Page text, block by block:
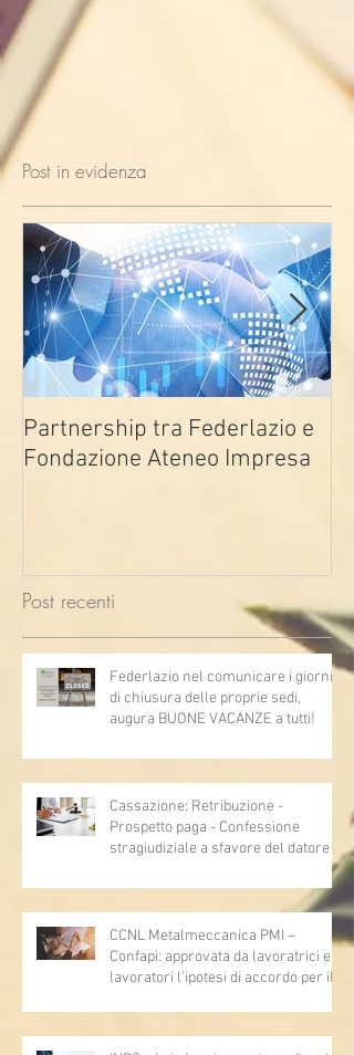
Post in evidenza
Partnership tra Federlazio e
Fondazione Ateneo Impresa
Post recenti
Federlazio nel comunicare i giorni
di chiusura delle proprie sedi,
augura BUONE VACANZE a tutti!
Cassazione: Retribuzione -
Prospetto paga - Confessione
stragiudiziale a sfavore del datore di
lavoro - Prova legale - Sussiste. (Cc,
articoli 1362, 2697, 2730, 2732, 2734
e 2735)
CCNL Metalmeccanica PMI –
Confapi: approvata da lavoratrici e
lavoratori l’ipotesi di accordo per il